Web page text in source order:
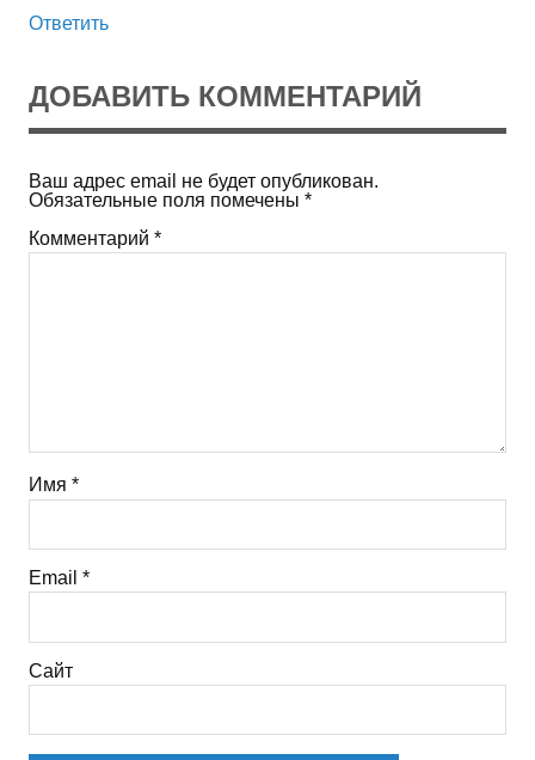
Ответить
ДОБАВИТЬ КОММЕНТАРИЙ
Ваш адрес email не будет опубликован.
Обязательные поля помечены *
Комментарий *
Имя *
Email *
Сайт